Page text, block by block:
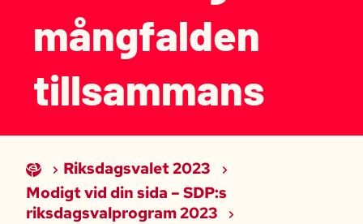
mångfalden
tillsammans
Riksdagsvalet 2023
Modigt vid din sida – SDP:s
riksdagsvalprogram 2023